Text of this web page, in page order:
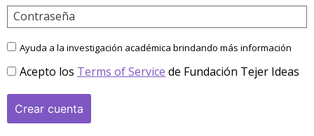
Contraseña
Ayuda a la investigación académica brindando más información
Acepto los Terms of Service de Fundación Tejer Ideas
Crear cuenta